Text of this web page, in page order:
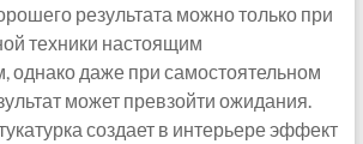
результата можно только при
техники настоящим
однако даже при самостоятельном
может превзойти ожидания.
создает в интерьере эффект